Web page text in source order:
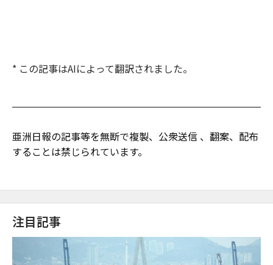
* この記事はAIによって翻訳されました。
亜洲日報の記事等を無断で複製、公衆送信 、翻案、配布
することは禁じられています。
注目記事